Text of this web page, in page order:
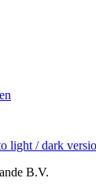
light / dark
B.V.